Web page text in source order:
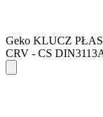
Geko KLUCZ
CRV - CS